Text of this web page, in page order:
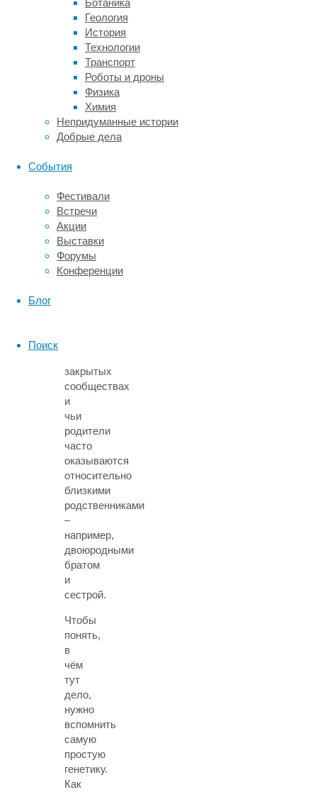
Ботаника
Геология
История
Технологии
Транспорт
Роботы и дроны
Физика
Химия
Непридуманные истории
Добрые дела
События
Фестивали
Встречи
Акции
Выставки
Форумы
Конференции
Блог
Поиск
людей
никто
не
даст.
Однако
можно
использовать
эксперимент,
поставленный
природой,
проанализировать
геномы
тех,
чьи
предки
из
закрытых
сообществах
и
чьи
родители
часто
оказываются
относительно
близкими
родственниками
–
например,
двоюродными
братом
и
сестрой.
Чтобы
понять,
в
чём
тут
дело,
нужно
вспомнить
самую
простую
генетику.
Как